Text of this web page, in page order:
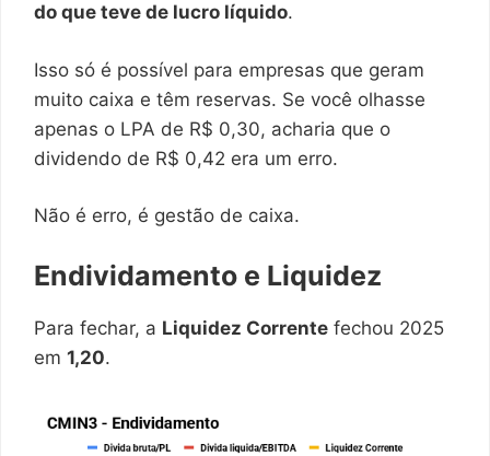
do que teve de lucro líquido.
Isso só é possível para empresas que geram
muito caixa e têm reservas. Se você olhasse
apenas o LPA de R$ 0,30, acharia que o
dividendo de R$ 0,42 era um erro.
Não é erro, é gestão de caixa.
Endividamento e Liquidez
Para fechar, a Liquidez Corrente fechou 2025
em 1,20.